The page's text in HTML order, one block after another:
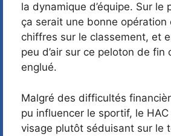
la dynamique d’équipe. Sur le
ça serait une bonne opération
chiffres sur le classement, et
peu d’air sur ce peloton de fin
englué.
Malgré des difficultés
pu influencer le sportif, le
visage plutôt séduisant sur le